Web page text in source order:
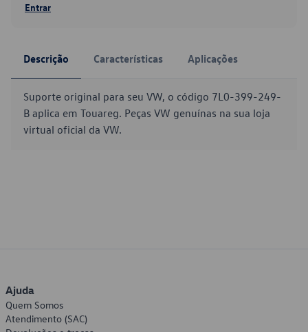
Entrar
Descrição Características Aplicações
Suporte original para seu VW, o código 7L0-399-249-
B aplica em Touareg. Peças VW genuínas na sua loja
virtual oficial da VW.
Ajuda
Quem Somos
Atendimento (SAC)